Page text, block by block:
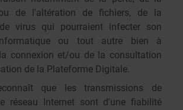
de l'altération de fichiers, de la
virus qui pourraient infecter son
ou tout autre bien à
connexion et/ou de la consultation
de la Plateforme Digitale.
que les transmissions de
réseau Internet sont d'une fiabilité